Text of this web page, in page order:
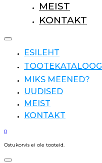
MEIST
KONTAKT
ESILEHT
TOOTEKATALOOG
MIKS MEENED?
UUDISED
MEIST
KONTAKT
0
Ostukorvis ei ole tooteid.